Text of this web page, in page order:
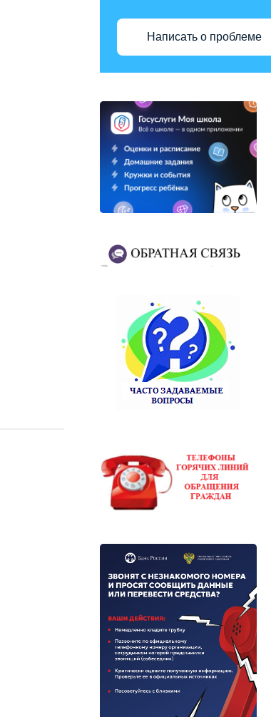
Написать о проблеме